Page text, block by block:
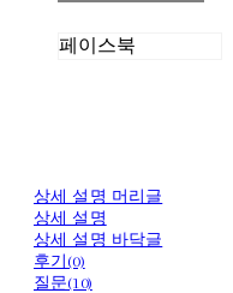
페이스북
상세 설명 머리글
상세 설명
상세 설명 바닥글
후기(0)
질문(10)